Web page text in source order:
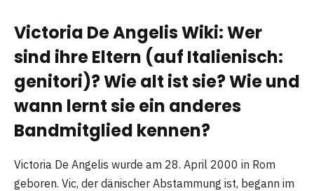
Victoria De Angelis Wiki: Wer
sind ihre Eltern (auf Italienisch:
genitori)? Wie alt ist sie? Wie und
wann lernt sie ein anderes
Bandmitglied kennen?
Victoria De Angelis wurde am 28. April 2000 in Rom
geboren. Vic, der dänischer Abstammung ist, begann im